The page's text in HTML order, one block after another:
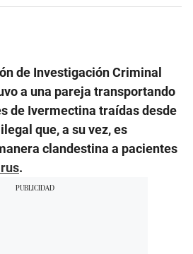
de Investigación Criminal
a una pareja transportando
de Ivermectina traídas desde
que, a su vez, es
clandestina a pacientes
.